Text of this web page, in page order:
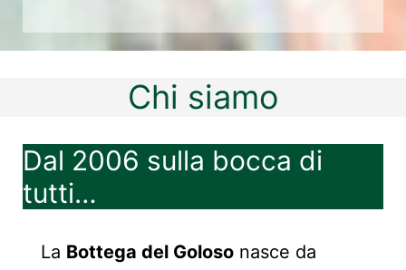
Chi siamo
Dal 2006 sulla bocca di
tutti…
La Bottega del Goloso nasce da